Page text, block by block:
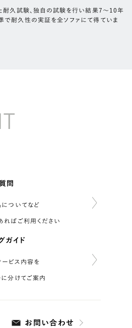
耐久試験、独自の試験を行い結果7～10年
で耐久性の実証を全ソファにて得ていま
問
についてなど
ればご利用ください
ガイド
ビス内容を
分けてご案内
お問い合わせ